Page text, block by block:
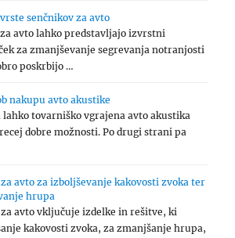
senčnikov za avto
avto lahko predstavljajo izvrstni
za zmanjševanje segrevanja notranjosti
poskrbijo …
nakupu avto akustike
lahko tovarniško vgrajena avto akustika
dobre možnosti. Po drugi strani pa
avto za izboljševanje kakovosti zvoka ter
hrupa
avto vključuje izdelke in rešitve, ki
kakovosti zvoka, za zmanjšanje hrupa,